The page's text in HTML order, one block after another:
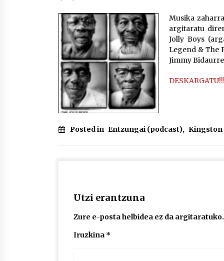
2026/07/16
POTTO: San Pedro jaietako bertso-
saioa
2026/07/09
Auritz Iñurrietaren margoak
ikusgai Uribitarte40 aretoan
2026/07/03
Musika
argitaratu
Jolly Boys
Legend & The
Jimmy
DESKARGATU!!!
Posted in Entzungai (podcast), Kingston
Utzi erantzuna
Zure e-posta helbidea ez da argitaratuko.
Iruzkina *